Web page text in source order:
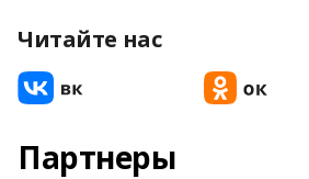
Читайте нас
Партнеры